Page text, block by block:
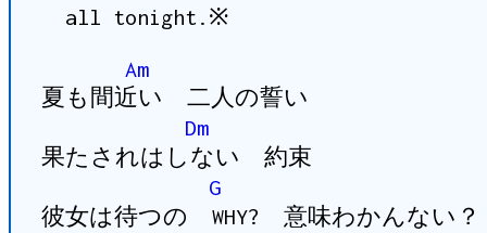
all tonight.※
Am
夏も間近い 二人の誓い
Dm
果たされはしない 約束
G
彼女は待つの WHY? 意味わかんない？